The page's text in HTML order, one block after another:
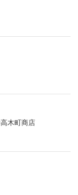
木町商店